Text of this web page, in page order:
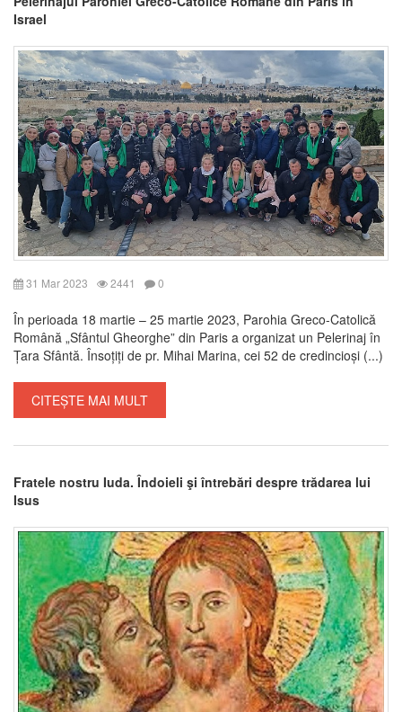
Israel
31 Mar 2023 2441 0
În perioada 18 martie – 25 martie 2023, Parohia Greco-Catolică
Română „Sfântul Gheorghe” din Paris a organizat un Pelerinaj în
Țara Sfântă. Însoțiți de pr. Mihai Marina, cei 52 de credincioși (...)
CITEȘTE MAI MULT
Fratele nostru Iuda. Îndoieli şi întrebări despre trădarea lui
Isus